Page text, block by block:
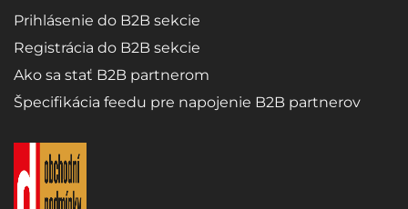
Prihlásenie do B2B sekcie
Registrácia do B2B sekcie
Ako sa stať B2B partnerom
Špecifikácia feedu pre napojenie B2B partnerov